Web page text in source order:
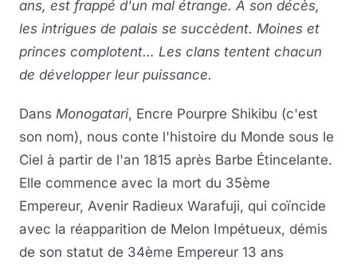
ans, est frappé d'un mal étrange. À son décès,
les intrigues de palais se succèdent. Moines et
princes complotent… Les clans tentent chacun
de développer leur puissance.
Dans Monogatari, Encre Pourpre Shikibu (c'est
son nom), nous conte l'histoire du Monde sous le
Ciel à partir de l'an 1815 après Barbe Étincelante.
Elle commence avec la mort du 35ème
Empereur, Avenir Radieux Warafuji, qui coïncide
avec la réapparition de Melon Impétueux, démis
de son statut de 34ème Empereur 13 ans